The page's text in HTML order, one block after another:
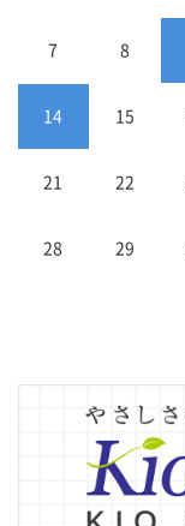
7 8
14 15
21 22
28 29